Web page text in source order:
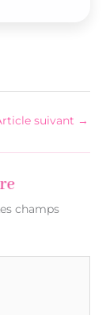
suivant →
champs